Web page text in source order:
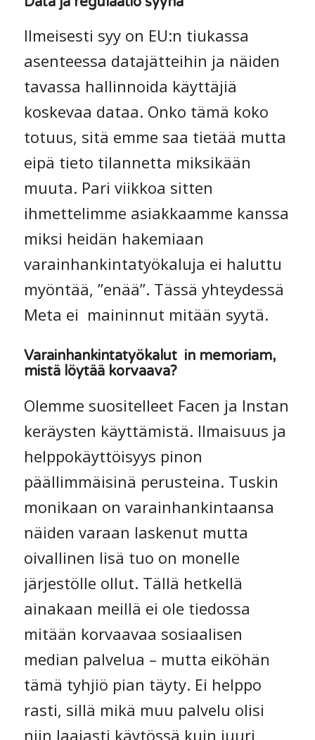
Ilmeisesti syy on EU:n tiukassa
asenteessa datajätteihin ja näiden
tavassa hallinnoida käyttäjiä
koskevaa dataa. Onko tämä koko
totuus, sitä emme saa tietää mutta
eipä tieto tilannetta miksikään
muuta. Pari viikkoa sitten
ihmettelimme asiakkaamme kanssa
miksi heidän hakemiaan
varainhankintatyökaluja ei haluttu
myöntää, ”enää”. Tässä yhteydessä
Meta ei maininnut mitään syytä.
Varainhankintatyökalut in memoriam,
mistä löytää korvaava?
Olemme suositelleet Facen ja Instan
keräysten käyttämistä. Ilmaisuus ja
helppokäyttöisyys pinon
päällimmäisinä perusteina. Tuskin
monikaan on varainhankintaansa
näiden varaan laskenut mutta
oivallinen lisä tuo on monelle
järjestölle ollut. Tällä hetkellä
ainakaan meillä ei ole tiedossa
mitään korvaavaa sosiaalisen
median palvelua – mutta eiköhän
tämä tyhjiö pian täyty. Ei helppo
rasti, sillä mikä muu palvelu olisi
niin laajasti käytössä kuin juuri